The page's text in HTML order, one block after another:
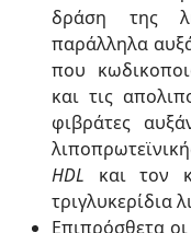
δράση της
παράλληλα
που
και τις
φιβράτες
HDL και τον
τριγλυκερίδια
Επιπρόσθετα